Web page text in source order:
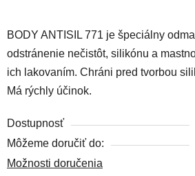
BODY ANTISIL 771 je špeciálny
odstránenie nečistôt, silikónu a
ich lakovaním. Chráni pred tvorbou
Má rýchly účinok.
Dostupnosť
Môžeme doručiť do:
Možnosti doručenia